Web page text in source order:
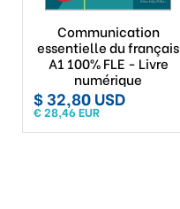
Communication
essentielle du français
A1 100% FLE - Livre
numérique
$ 32,80 USD
€ 28,46 EUR